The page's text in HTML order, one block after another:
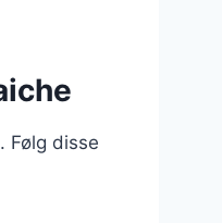
Følg disse